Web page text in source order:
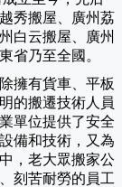
秀搬屋、廣州荔
白云搬屋、廣州
省乃至全國。
擁有貨車、平板
的搬遷技術人員
單位提供了安全
備和技術，又為
，老大眾搬家公
刻苦耐勞的員工